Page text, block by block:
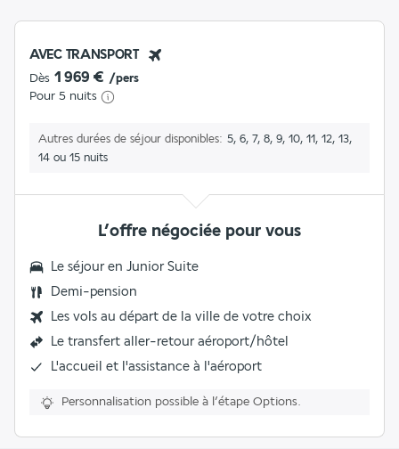
AVEC TRANSPORT
Dès 1 969 € /pers
Pour 5 nuits
Autres durées de séjour disponibles
5, 6, 7, 8, 9, 10, 11, 12, 13,
14 ou 15 nuits
L’offre négociée pour vous
Le séjour en Junior Suite
Demi-pension
Les vols au départ de la ville de votre choix
Le transfert aller-retour aéroport/hôtel
L'accueil et l'assistance à l'aéroport
Personnalisation possible à l’étape Options.